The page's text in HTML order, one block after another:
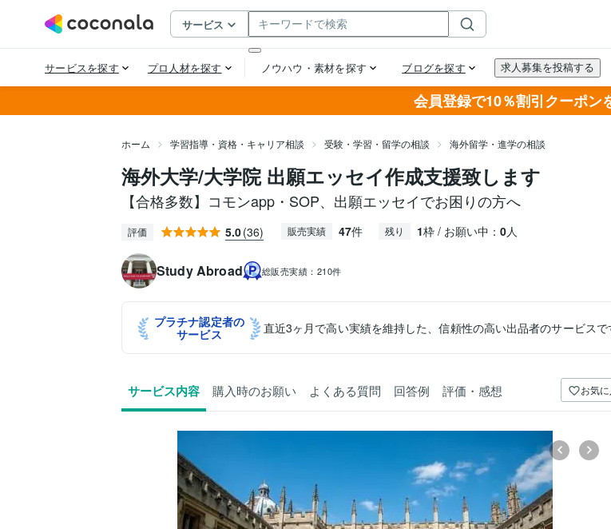
会員登録で10％割引クーポン
ホーム 学習指導・資格・キャリア相談 受験・学習・留学の相談 海外留学・進学の相談
海外大学/大学院 出願エッセイ作成支援致します
【合格多数】コモンapp・SOP、出願エッセイでお困りの方へ
評価 5.0(36) 販売実績 47件 残り 1枠 / お願い中： 0人
Study Abroad 総販売実績： 210件
プラチナ認定者の
サービス
直近3ヶ月で高い実績を維持した、信頼性の高い出品者のサービスで
サービス内容 購入時のお願い よくある質問 回答例 評価・感想 お気に